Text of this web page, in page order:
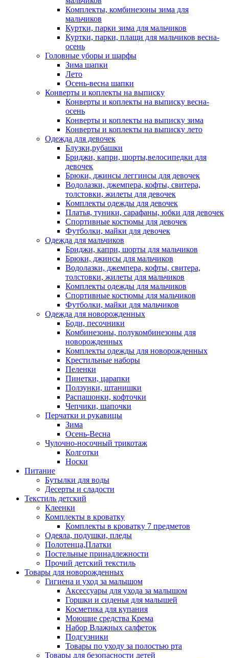
Комплекты, комбинезоны зима для
мальчиков
Куртки, парки зима для мальчиков
Куртки, парки, плащи для мальчиков весна-
осень
Головные уборы и шарфы
Зима шапки
Лето
Осень-весна шапки
Конверты и коплекты на выписку
Конверты и коплекты на выписку весна-
осень
Конверты и коплекты на выписку зима
Конверты и коплекты на выписку лето
Одежда для девочек
Блузки,рубашки
Бриджи, капри, шорты,велосипедки для
девочек
Брюки, джинсы леггинсы для девочек
Водолазки, джемпера, кофты, свитера,
толстовки, жилеты для девочек
Комплекты одежды для девочек
Платья, туники, сарафаны, юбки для девочек
Спортивные костюмы для девочек
Футболки, майки для девочек
Одежда для мальчиков
Бриджи, капри, шорты для мальчиков
Брюки, джинсы для мальчиков
Водолазки, джемпера, кофты, свитера,
толстовки, жилеты для мальчиков
Комплекты одежды для мальчиков
Спортивные костюмы для мальчиков
Футболки, майки для мальчиков
Одежда для новорожденных
Боди, песочники
Комбинезоны, полукомбинезоны для
новорожденных
Комплекты одежды для новорожденных
Крестильные наборы
Пеленки
Пинетки, царапки
Ползунки, штанишки
Распашонки, кофточки
Чепчики, шапочки
Перчатки и рукавицы
Зима
Осень-Весна
Чулочно-носочный трикотаж
Колготки
Носки
Питание
Бутылки для воды
Десерты и сладости
Текстиль детский
Клеенки
Комплекты в кроватку
Комплекты в кроватку 7 предметов
Одеяла, подушки, пледы
Полотенца,Платки
Постельные принадлежности
Прочий детский текстиль
Товары для новорожденных
Гигиена и уход за малышом
Аксессуары для ухода за малышом
Горшки и сиденья для малышей
Косметика для купания
Моющие средства Крема
Набор Влажных салфеток
Подгузники
Товары по уходу за полостью рта
Товары для безопасности детей